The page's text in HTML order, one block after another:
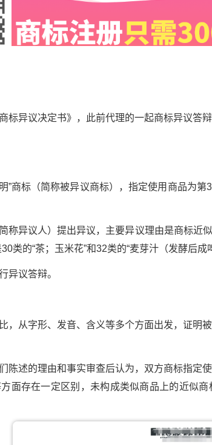
标异议决定书》，此前代理的一起商标异议答
”商标（简称被异议商标），指定使用商品为
称异议人）提出异议，主要异议理由是商标近
类的“茶；玉米花”和32类的“麦芽汁（发酵后成
异议答辩。
，从字形、发音、含义等多个方面出发，证明
陈述的理由和事实审查后认为，双方商标指定
面存在一定区别，未构成类似商品上的近似